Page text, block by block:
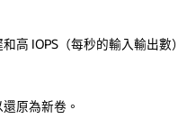
高 IOPS（每秒的輸入輸出數
原為新卷。